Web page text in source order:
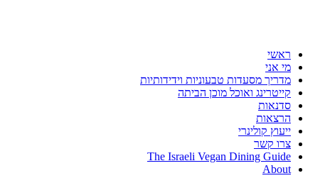
ראשי
מי אני
מדריך מסעדות טבעוניות וידידותיות
קייטרינג ואוכל מוכן הביתה
סדנאות
הרצאות
ייעוץ קולינרי
צרו קשר
The Israeli Vegan Dining Guide
About